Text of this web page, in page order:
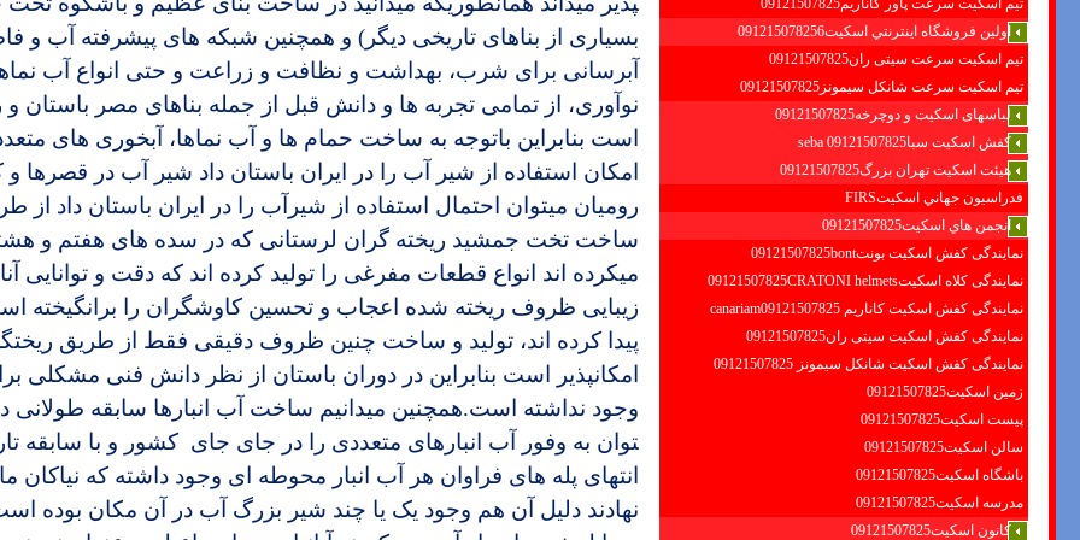
تیم اسکیت سرعت پاور کاناریم09121507825
اولين فروشگاه اينترنتي اسكيت091215078256
تیم اسکیت سرعت سیتی ران09121507825
تیم اسکیت سرعت شانکل سیمونز09121507825
لباسهای اسکیت و دوچرخه09121507825
کفش اسکیت سبا09121507825 seba
هیئت اسکیت تهران بزرگ09121507825
فدراسيون جهاني اسكيتFIRS
انجمن هاي اسكيت09121507825
نمایندگی کفش اسکیت بونت09121507825bont
نمایندگی کلاه اسکیت09121507825CRATONI helmets
نمایندگی کفش اسکیت كاناريم canariam09121507825
نمایندگی کفش اسکیت سیتی ران09121507825
نمایندگی کفش اسکیت شانكل سيمونز 09121507825
زمین اسکیت09121507825
پیست اسکیت09121507825
سالن اسکیت09121507825
باشگاه اسکیت09121507825
مدرسه اسکیت09121507825
کانون اسکیت09121507825
بسیاری از بناهای تاریخی دیگر) و همچنین شبکه­ های پیشرفته آب و
آبرسانی برای شرب، بهداشت و نظافت و زراعت و حتی انواع آب­
نوآوری، از تمامی تجربه­ ها و دانش قبل از جمله بناهای مصر باستان
است بنابراین باتوجه به ساخت حمام­ ها و آب ­نماها، آب­خوری­ های
امکان استفاده از شیر آب را در ایران باستان داد شیر آب در قصرها و
رومیان می­توان احتمال استفاده از شیرآب را در ایران باستان داد
ساخت تخت جمشید ریخته­ گران لرستانی که در سده­ های هفتم و
می­کرده­ اند انواع قطعات مفرغی را تولید کرده­ اند که دقت و توانایی
زیبایی ظروف ریخته شده اعجاب و تحسین کاوشگران را برانگیخته
پیدا کرده­ اند، تولید و ساخت چنین ظروف دقیقی فقط از طریق
امکان­پذیر است بنابراین در دوران باستان از نظر دانش فنی مشکلی
وجود نداشته است.همچنین می­دانیم ساخت آب­ انبارها سابقه طولانی
توان به وفور آب انبارهای متعددی را در جای جای کشور و با سابقه
انتهای پله­ های فراوان هر آب­ انبار محوطه­ ای وجود داشته که نیاکان
نهادند دلیل آن هم وجود یک یا چند شیر بزرگ آب در آن مکان بوده